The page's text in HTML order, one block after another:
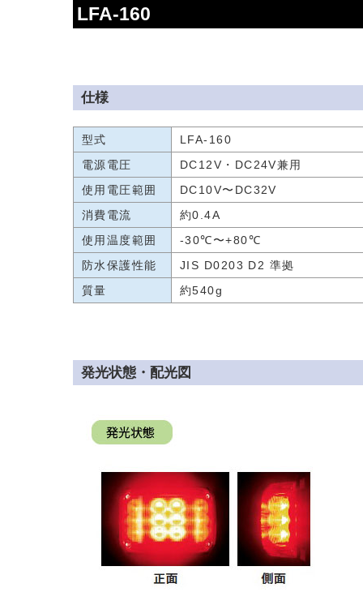
LFA-160
仕様
型式
LFA-160
電源電圧
DC12V・DC24V兼用
使用電圧範囲
DC10V〜DC32V
消費電流
約0.4A
使用温度範囲
-30℃〜+80℃
防水保護性能
JIS D0203 D2 準拠
質量
約540g
発光状態・配光図